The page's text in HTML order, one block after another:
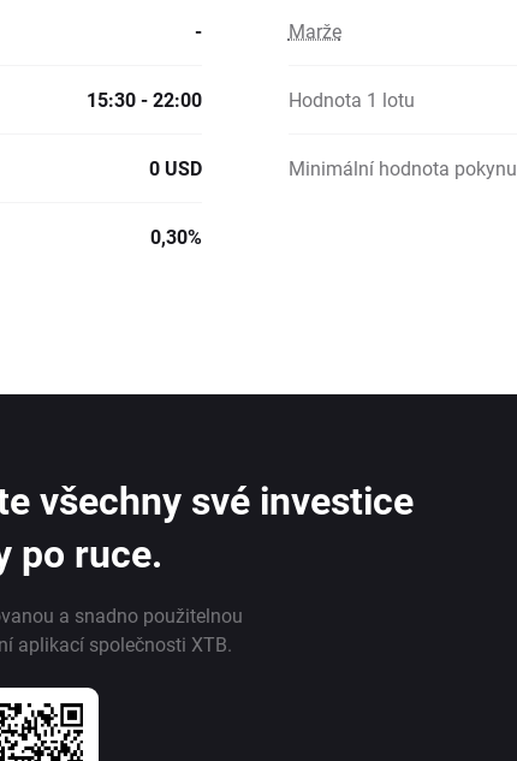
- Marže
15:30 - 22:00 Hodnota 1 lotu
0 USD Minimální hodnota pokynu
0,30%
všechny své investice
po ruce.
a snadno použitelnou
aplikací společnosti XTB.